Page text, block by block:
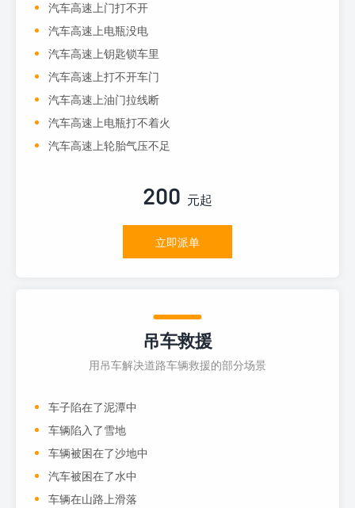
汽车高速上门打不开
汽车高速上电瓶没电
汽车高速上钥匙锁车里
汽车高速上打不开车门
汽车高速上油门拉线断
汽车高速上电瓶打不着火
汽车高速上轮胎气压不足
200 元起
立即派单
吊车救援
用吊车解决道路车辆救援的部分场景
车子陷在了泥潭中
车辆陷入了雪地
车辆被困在了沙地中
汽车被困在了水中
车辆在山路上滑落